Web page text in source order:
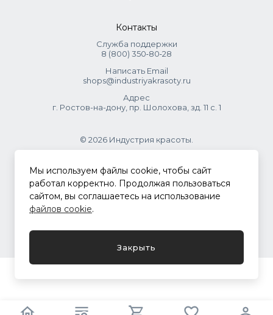
Контакты
Служба поддержки
8 (800) 350‑80‑28
Написать Email
shops@industriyakrasoty.ru
Адрес
г. Ростов-на-дону, пр. Шолохова, зд. 11 с. 1
© 2026 Индустрия красоты.
.
Политика конфиденциальности
Мы используем файлы cookie, чтобы сайт
работал корректно. Продолжая пользоваться
сайтом, вы соглашаетесь на использование
файлов cookie.
Закрыть